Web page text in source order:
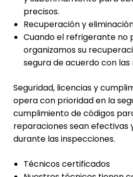
precisos.
Recuperación y
Cuando el refrigerante no
organizamos su
segura de acuerdo con las
Seguridad, licencias y
opera con prioridad en la
cumplimiento de códigos
reparaciones sean efectivas
durante las inspecciones.
Técnicos certificados